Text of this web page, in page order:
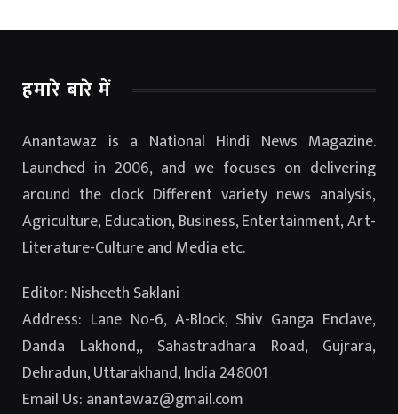
हमारे बारे में
Anantawaz is a National Hindi News Magazine.
Launched in 2006, and we focuses on delivering
around the clock Different variety news analysis,
Agriculture, Education, Business, Entertainment, Art-
Literature-Culture and Media etc.
Editor: Nisheeth Saklani
Address: Lane No-6, A-Block, Shiv Ganga Enclave,
Danda Lakhond,, Sahastradhara Road, Gujrara,
Dehradun, Uttarakhand, India 248001
Email Us: anantawaz@gmail.com